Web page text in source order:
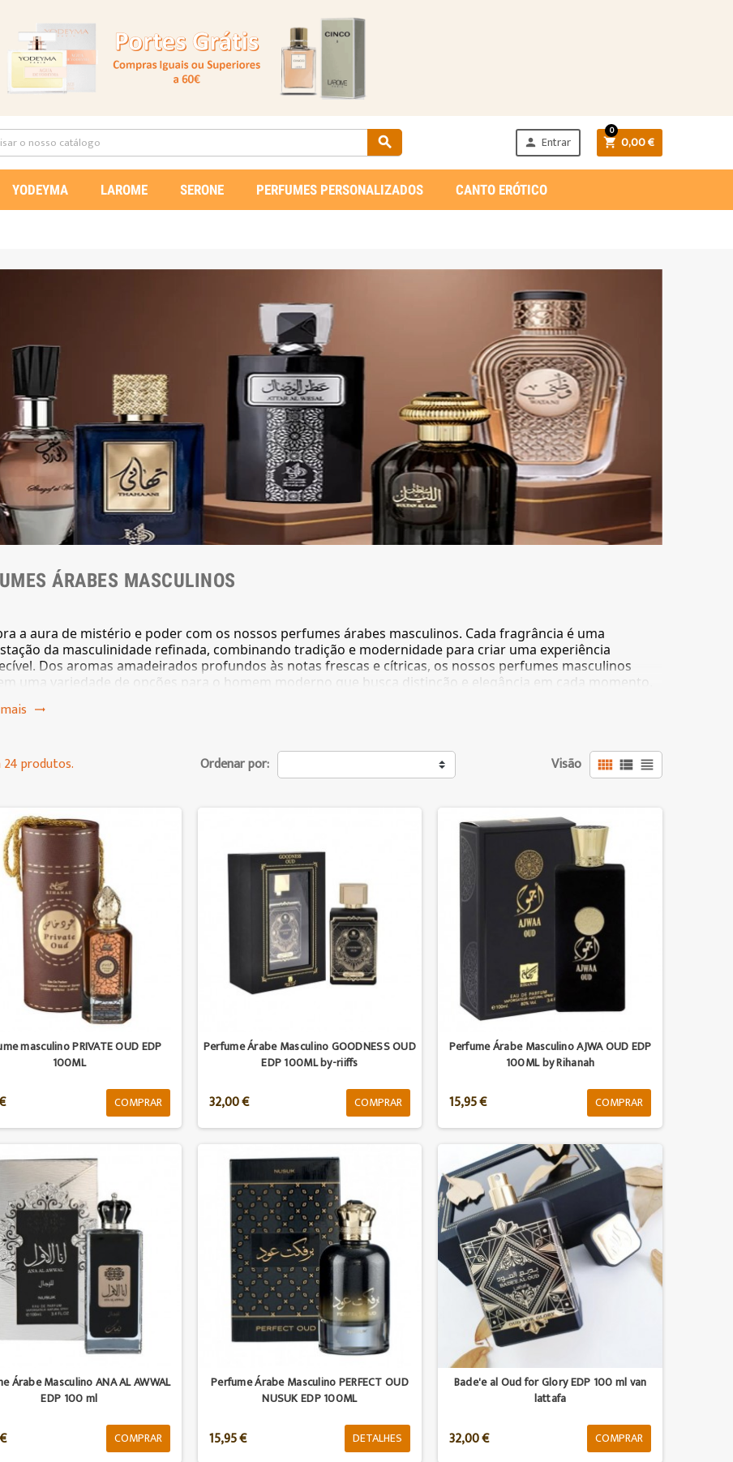
  Entrar  0,00 €
0
YODEYMA LAROME SERONE PERFUMES PERSONALIZADOS CANTO ERÓTICO
ÁRABES MASCULINOS
a aura de mistério e poder com os nossos perfumes árabes masculinos. Cada fragrância é uma
da masculinidade refinada, combinando tradição e modernidade para criar uma experiência
Dos aromas amadeirados profundos às notas frescas e cítricas, os nossos perfumes masculinos
uma variedade de opções para o homem moderno que busca distinção e elegância em cada momento.
onde quer que vá.

24 produtos. Ordenar por: Visão   
masculino PRIVATE OUD EDP
100ML
COMPRAR
Perfume Árabe Masculino GOODNESS OUD
EDP 100ML by-riiffs
32,00 € COMPRAR
Perfume Árabe Masculino AJWA OUD EDP
100ML by Rihanah
15,95 € COMPRAR
Árabe Masculino ANA AL AWWAL
EDP 100 ml
COMPRAR
Perfume Árabe Masculino PERFECT OUD
NUSUK EDP 100ML
15,95 € DETALHES
Bade'e al Oud for Glory EDP 100 ml van
lattafa
32,00 € COMPRAR